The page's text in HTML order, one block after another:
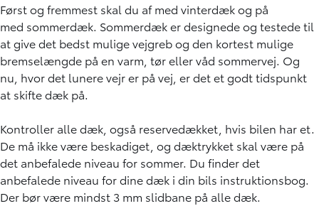
Først og fremmest skal du af med vinterdæk og på
med sommerdæk. Sommerdæk er designede og testede til
at give det bedst mulige vejgreb og den kortest mulige
bremselængde på en varm, tør eller våd sommervej. Og
nu, hvor det lunere vejr er på vej, er det et godt tidspunkt
at skifte dæk på.
Kontroller alle dæk, også reservedækket , hvis bilen har et.
De må ikke være beskadiget, og dæktrykket skal være på
det anbefalede niveau for sommer. Du finder det
anbefalede niveau for dine dæk i din bils instruktionsbog.
Der bør være mindst 3 mm slidbane på alle dæk.